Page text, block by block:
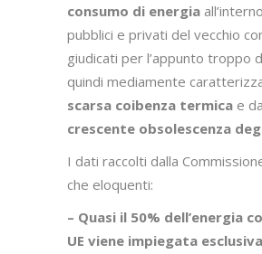
consumo di energia
pubblici e privati del vecchio
giudicati per l’appunto troppo
quindi mediamente
scarsa coibenza termica e
crescente obsolescenza
I dati raccolti dalla
che eloquenti:
– Quasi il 50% dell’energia
UE viene impiegata